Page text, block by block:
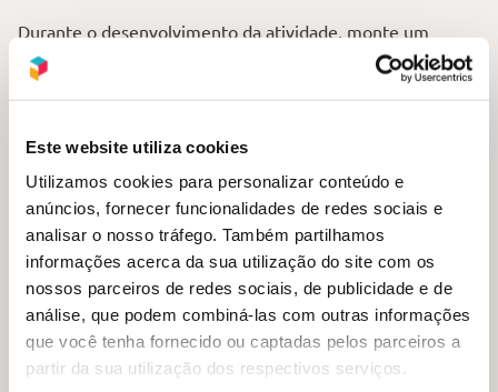
Este website utiliza cookies
Utilizamos cookies para personalizar conteúdo e
anúncios, fornecer funcionalidades de redes sociais e
analisar o nosso tráfego. Também partilhamos
informações acerca da sua utilização do site com os
nossos parceiros de redes sociais, de publicidade e de
análise, que podem combiná-las com outras informações
que você tenha fornecido ou captadas pelos parceiros a
partir da sua utilização dos respectivos serviços.
Durante o desenvolvimento da atividade, monte um
ranking
de colocação para os estudantes. Ele pode ser
exposto na sala de aula e deve ser atualizado a cada fase
5. Utilize flashcards e jogos
Outra forma de propor a gamificação na educação está na
utilização de
flashcards
ou jogo da memória. Por meio
desses recursos, o professor poderá propor imagens ou
questões simples que remetem ao conteúdo trabalhado
em sala de aula.
Nessa dinâmica, deve-se inserir os elementos presentes